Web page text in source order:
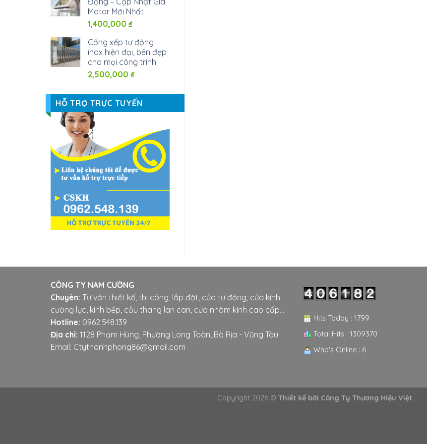
Motor Mới Nhất
1,400,000 ₫
Cổng xếp tự động
inox hiện đại, bền đẹp
cho mọi công trình
2,500,000 ₫
HỖ TRỢ TRỰC TUYẾN
CÔNG TY NAM CƯỜNG
Chuyên: Tư vấn thiết kế, thi công, lắp đặt, cửa tự động, cửa kính
cường lực, kính bếp, cầu thang lan can, cửa nhôm kính cao cấp....
Hotline: 0962.548.139
Địa chỉ: 1128 Phạm Hùng, Phường Long Toàn, Bà Rịa - Vũng Tàu
Email: Ctythanhphong86@gmail.com
Hits Today : 1799
Total Hits : 1309370
Who's Online : 6
Copyright 2026 © Thiết kế bởi Công Ty Thương Hiệu Việt